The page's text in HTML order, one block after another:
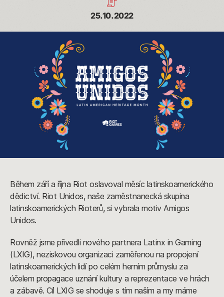
25.10.2022
Během září a října Riot oslavoval měsíc latinskoamerického
dědictví. Riot Unidos, naše zaměstnanecká skupina
latinskoamerických Rioterů, si vybrala motiv Amigos
Unidos.
Rovněž jsme přivedli nového partnera Latinx in Gaming
(LXIG), neziskovou organizaci zaměřenou na propojení
latinskoamerických lidí po celém herním průmyslu za
účelem propagace uznání kultury a reprezentace ve hrách
a zábavě. Cíl LXIG se shoduje s tím naším a my máme